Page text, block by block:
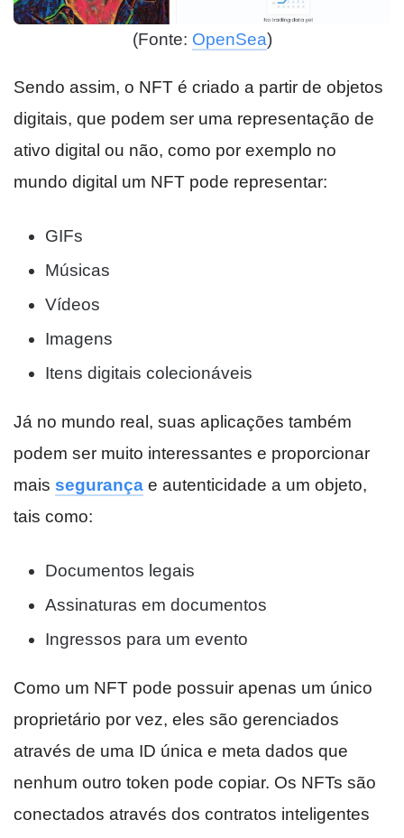
(Fonte: OpenSea)
Sendo assim, o NFT é criado a partir de objetos
digitais, que podem ser uma representação de
ativo digital ou não, como por exemplo no
mundo digital um NFT pode representar:
GIFs
Músicas
Vídeos
Imagens
Itens digitais colecionáveis
Já no mundo real, suas aplicações também
podem ser muito interessantes e proporcionar
mais segurança e autenticidade a um objeto,
tais como:
Documentos legais
Assinaturas em documentos
Ingressos para um evento
Como um NFT pode possuir apenas um único
proprietário por vez, eles são gerenciados
através de uma ID única e meta dados que
nenhum outro token pode copiar. Os NFTs são
conectados através dos contratos inteligentes